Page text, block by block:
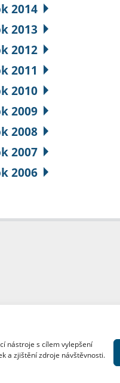
nástroje s cílem vylepšení
a zjištění zdroje návštěvnosti.
2014
2013
2012
2011
2010
2009
2008
2007
2006